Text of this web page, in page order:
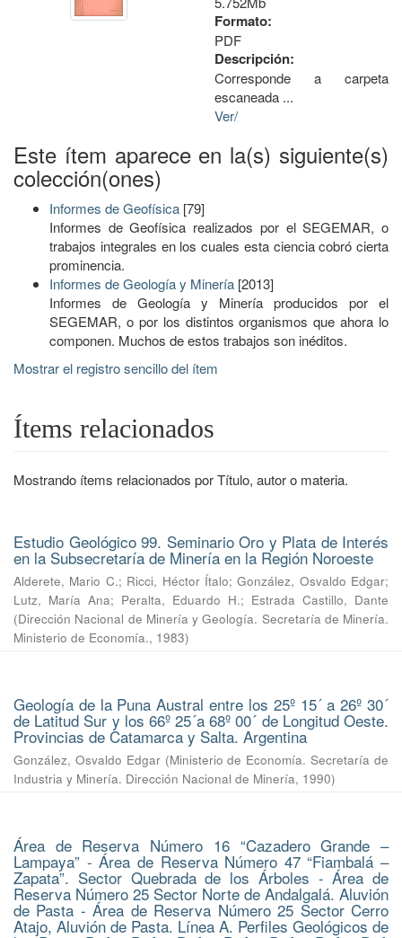
Formato:
PDF
Descripción:
Corresponde a carpeta
escaneada ...
Ver/
Este ítem aparece en la(s) siguiente(s)
colección(ones)
Informes de Geofísica [79]
Informes de Geofísica realizados por el SEGEMAR, o
trabajos integrales en los cuales esta ciencia cobró cierta
prominencia.
Informes de Geología y Minería [2013]
Informes de Geología y Minería producidos por el
SEGEMAR, o por los distintos organismos que ahora lo
componen. Muchos de estos trabajos son inéditos.
Mostrar el registro sencillo del ítem
Ítems relacionados
Mostrando ítems relacionados por Título, autor o materia.
Estudio Geológico 99. Seminario Oro y Plata de Interés
en la Subsecretaría de Minería en la Región Noroeste
Alderete, Mario C.; Ricci, Héctor Ítalo;González, Osvaldo Edgar;
Lutz, María Ana; Peralta, Eduardo H.; Estrada Castillo, Dante
(Dirección Nacional de Minería y Geología. Secretaría de Minería.
Ministerio de Economía., 1983)
Geología de la Puna Austral entre los 25º 15´ a 26º 30´
de Latitud Sur y los 66º 25´a 68º 00´ de Longitud Oeste.
Provincias de Catamarca y Salta. Argentina
González, Osvaldo Edgar (Ministerio de Economía. Secretaría de
Industria y Minería. Dirección Nacional de Minería, 1990)
Área de Reserva Número 16 “Cazadero Grande –
Lampaya” - Área de Reserva Número 47 “Fiambalá –
Zapata”. Sector Quebrada de los Árboles - Área de
Reserva Número 25 Sector Norte de Andalgalá. Aluvión
de Pasta - Área de Reserva Número 25 Sector Cerro
Atajo, Aluvión de Pasta. Línea A. Perfiles Geológicos de